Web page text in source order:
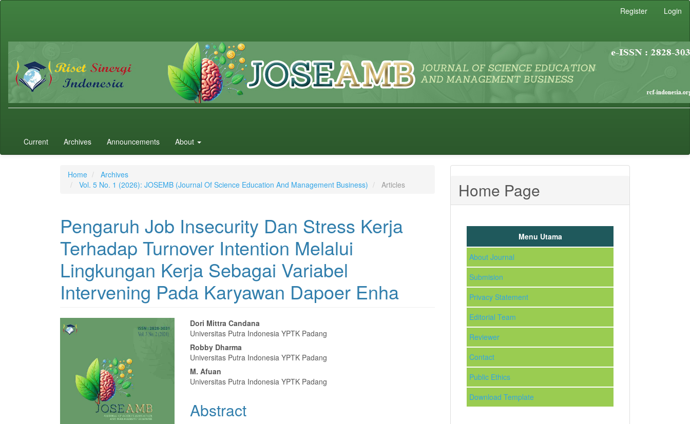
Register Login
Current Archives Announcements About
Home
Archives
Vol. 5 No. 1 (2026): JOSEMB (Journal Of Science Education And Management Business)
Articles
Pengaruh Job Insecurity Dan Stress Kerja
Terhadap Turnover Intention Melalui
Lingkungan Kerja Sebagai Variabel
Intervening Pada Karyawan Dapoer Enha
Article
Main
Article
Content
Dori Mittra Candana
Universitas Putra Indonesia YPTK Padang
Robby Dharma
Universitas Putra Indonesia YPTK Padang
M. Afuan
Universitas Putra Indonesia YPTK Padang
Abstract
Home Page
Menu Utama
About Journal
Submision
Privacy Statement
Editorial Team
Reviewer
Contact
Public Ethics
Download Template